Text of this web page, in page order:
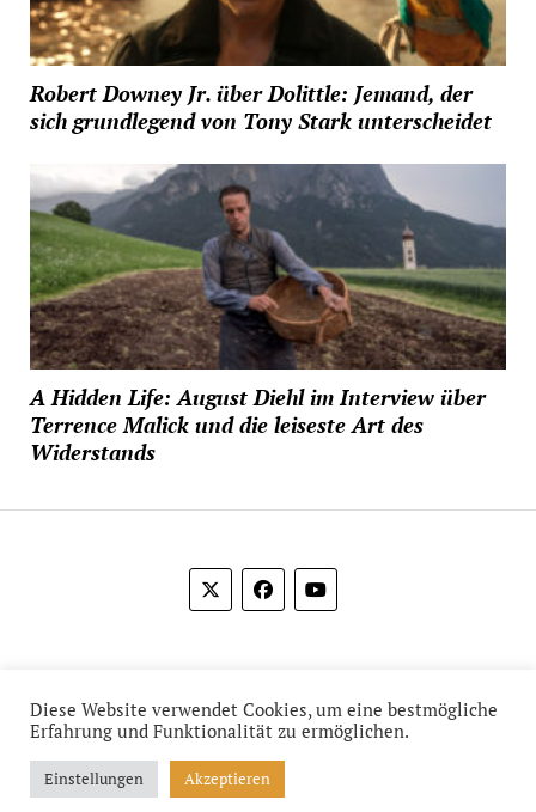
Robert Downey Jr. über Dolittle: Jemand, der
sich grundlegend von Tony Stark unterscheidet
A Hidden Life: August Diehl im Interview über
Terrence Malick und die leiseste Art des
Widerstands
Mission News Themeby Compete Themes.
Diese Website verwendet Cookies, um eine bestmögliche
Erfahrung und Funktionalität zu ermöglichen.
Einstellungen Akzeptieren